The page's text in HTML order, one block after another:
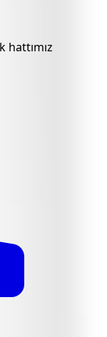
hattımız